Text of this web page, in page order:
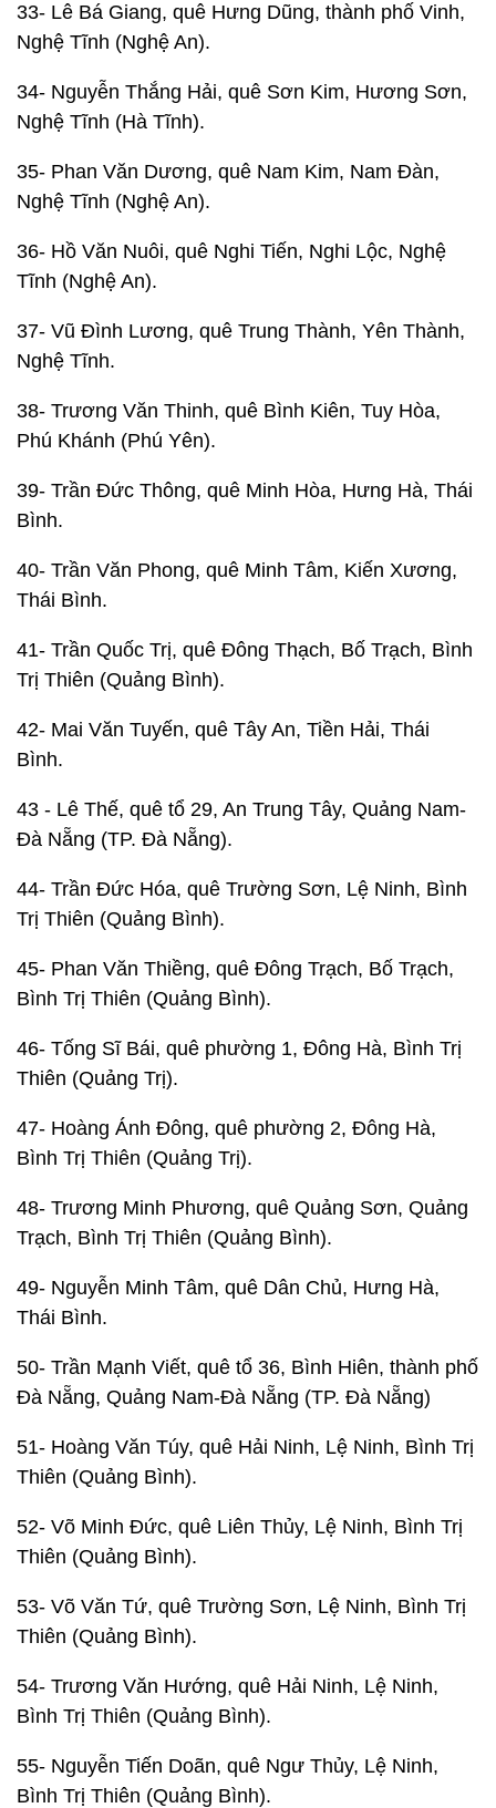
33- Lê Bá Giang, quê Hưng Dũng, thành phố Vinh,
Nghệ Tĩnh (Nghệ An).
34- Nguyễn Thắng Hải, quê Sơn Kim, Hương Sơn,
Nghệ Tĩnh (Hà Tĩnh).
35- Phan Văn Dương, quê Nam Kim, Nam Đàn,
Nghệ Tĩnh (Nghệ An).
36- Hồ Văn Nuôi, quê Nghi Tiến, Nghi Lộc, Nghệ
Tĩnh (Nghệ An).
37- Vũ Đình Lương, quê Trung Thành, Yên Thành,
Nghệ Tĩnh.
38- Trương Văn Thinh, quê Bình Kiên, Tuy Hòa,
Phú Khánh (Phú Yên).
39- Trần Đức Thông, quê Minh Hòa, Hưng Hà, Thái
Bình.
40- Trần Văn Phong, quê Minh Tâm, Kiến Xương,
Thái Bình.
41- Trần Quốc Trị, quê Đông Thạch, Bố Trạch, Bình
Trị Thiên (Quảng Bình).
42- Mai Văn Tuyến, quê Tây An, Tiền Hải, Thái
Bình.
43 - Lê Thế, quê tổ 29, An Trung Tây, Quảng Nam-
Đà Nẵng (TP. Đà Nẵng).
44- Trần Đức Hóa, quê Trường Sơn, Lệ Ninh, Bình
Trị Thiên (Quảng Bình).
45- Phan Văn Thiềng, quê Đông Trạch, Bố Trạch,
Bình Trị Thiên (Quảng Bình).
46- Tống Sĩ Bái, quê phường 1, Đông Hà, Bình Trị
Thiên (Quảng Trị).
47- Hoàng Ánh Đông, quê phường 2, Đông Hà,
Bình Trị Thiên (Quảng Trị).
48- Trương Minh Phương, quê Quảng Sơn, Quảng
Trạch, Bình Trị Thiên (Quảng Bình).
49- Nguyễn Minh Tâm, quê Dân Chủ, Hưng Hà,
Thái Bình.
50- Trần Mạnh Viết, quê tổ 36, Bình Hiên, thành phố
Đà Nẵng, Quảng Nam-Đà Nẵng (TP. Đà Nẵng)
51- Hoàng Văn Túy, quê Hải Ninh, Lệ Ninh, Bình Trị
Thiên (Quảng Bình).
52- Võ Minh Đức, quê Liên Thủy, Lệ Ninh, Bình Trị
Thiên (Quảng Bình).
53- Võ Văn Tứ, quê Trường Sơn, Lệ Ninh, Bình Trị
Thiên (Quảng Bình).
54- Trương Văn Hướng, quê Hải Ninh, Lệ Ninh,
Bình Trị Thiên (Quảng Bình).
55- Nguyễn Tiến Doãn, quê Ngư Thủy, Lệ Ninh,
Bình Trị Thiên (Quảng Bình).